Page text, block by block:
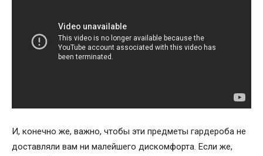
И, конечно же, важно, чтобы эти предметы гардероба не
доставляли вам ни малейшего дискомфорта. Если же,